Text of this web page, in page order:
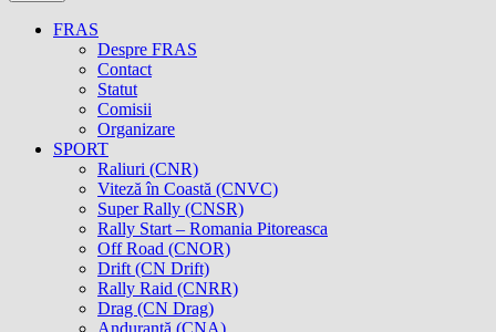
FRAS
Despre FRAS
Contact
Statut
Comisii
Organizare
SPORT
Raliuri (CNR)
Viteză în Coastă (CNVC)
Super Rally (CNSR)
Rally Start – Romania Pitoreasca
Off Road (CNOR)
Drift (CN Drift)
Rally Raid (CNRR)
Drag (CN Drag)
Anduranţă (CNA)